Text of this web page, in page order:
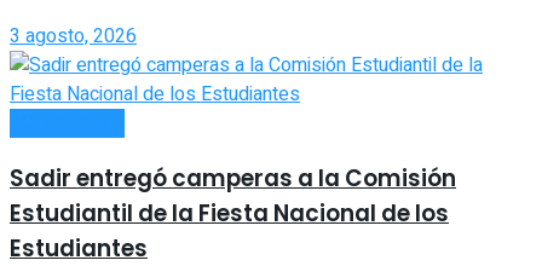
3 agosto, 2026
Sadir entregó camperas a la Comisión
Estudiantil de la Fiesta Nacional de los
Estudiantes